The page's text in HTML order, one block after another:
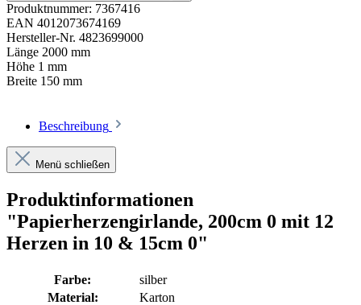
Produktnummer: 7367416
EAN 4012073674169
Hersteller-Nr. 4823699000
Länge 2000 mm
Höhe 1 mm
Breite 150 mm
Beschreibung
Menü schließen
Produktinformationen
"Papierherzengirlande, 200cm 0 mit 12
Herzen in 10 & 15cm 0"
Farbe:
silber
Material:
Karton